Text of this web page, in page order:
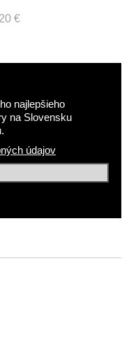
€
najlepšieho
na Slovensku
údajov